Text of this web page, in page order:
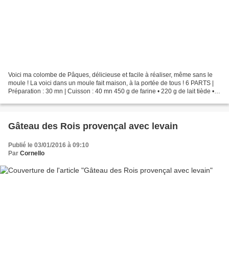
Voici ma colombe de Pâques, délicieuse et facile à réaliser, même sans le
moule ! La voici dans un moule fait maison, à la portée de tous ! 6 PARTS |
Préparation : 30 mn | Cuisson : 40 mn 450 g de farine • 220 g de lait tiède • 3
Gâteau des Rois provençal avec levain
Publié le 03/01/2016 à 09:10
Par Cornello